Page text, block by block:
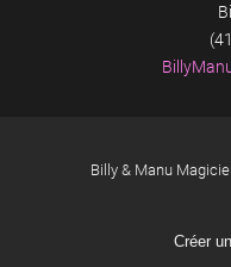
BillyMan
Billy & Manu
Créer